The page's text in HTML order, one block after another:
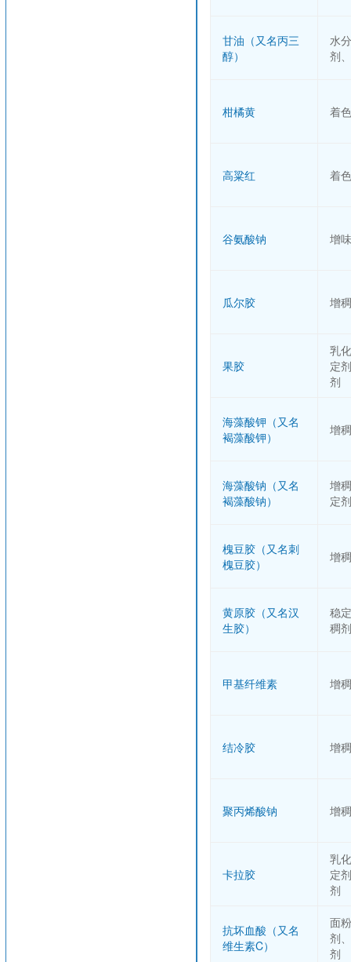
甘油（又名丙三
醇）
水
剂
柑橘黄 着
高粱红 着
谷氨酸钠 增
瓜尔胶 增
果胶
乳
定
剂
海藻酸钾（又名
褐藻酸钾）
增
海藻酸钠（又名
褐藻酸钠）
增
定剂
槐豆胶（又名刺
槐豆胶）
增
黄原胶（又名汉
生胶）
稳
稠剂
甲基纤维素 增
结冷胶 增
聚丙烯酸钠 增
卡拉胶
乳
定
剂
抗坏血酸（又名
维生素C）
面
剂
剂